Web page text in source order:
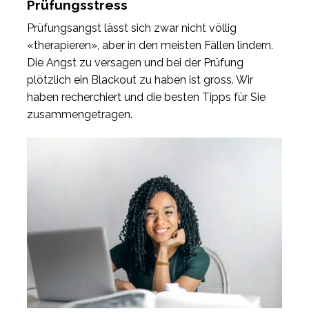
Prüfungsstress
Prüfungsangst lässt sich zwar nicht völlig
«therapieren», aber in den meisten Fällen lindern.
Die Angst zu versagen und bei der Prüfung
plötzlich ein Blackout zu haben ist gross. Wir
haben recherchiert und die besten Tipps für Sie
zusammengetragen.